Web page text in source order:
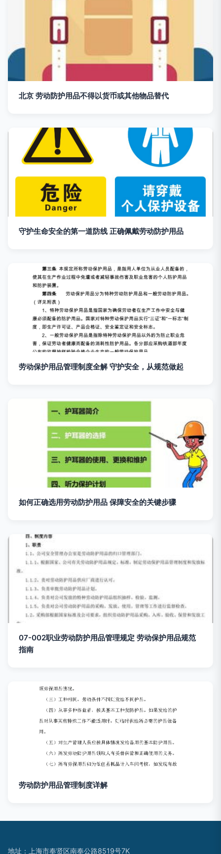
北京 劳动防护用品不得以货币或其他物品替代
守护生命安全的第一道防线 正确佩戴劳动防护用品
劳动保护用品管理制度全解 守护安全，从规范做起
如何正确选用劳动防护用品 保障安全的关键步骤
07-002职业劳动防护用品管理规定 劳动保护用品规范
指南
劳动防护用品管理制度详解
地址：上海市奉贤区南奉公路8519号7K